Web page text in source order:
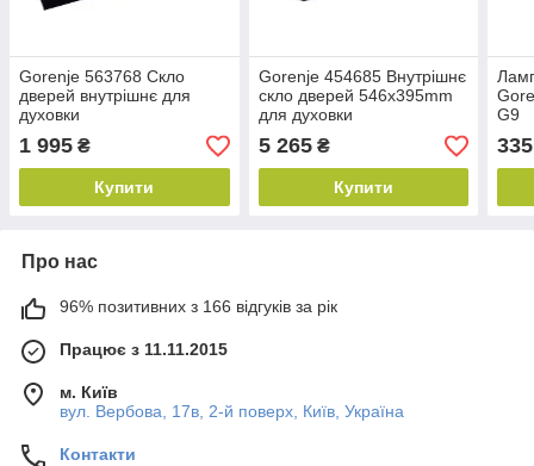
Gorenje 563768 Скло
дверей внутрішнє для
духовки
1 995 ₴
Купити
Gorenje 454685 Внутрішнє
скло дверей 546x395mm
для духовки
5 265₴
Купити
G9
335
Про нас
96% позитивних з 166 відгуків за рік
Працює з 11.11.2015
м. Київ
вул. Вербова, 17в, 2-й поверх, Київ, Україна
Контакти